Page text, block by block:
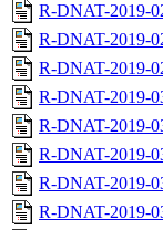
R-DNAT-2019-
R-DNAT-2019-
R-DNAT-2019-
R-DNAT-2019-
R-DNAT-2019-
R-DNAT-2019-
R-DNAT-2019-
R-DNAT-2019-